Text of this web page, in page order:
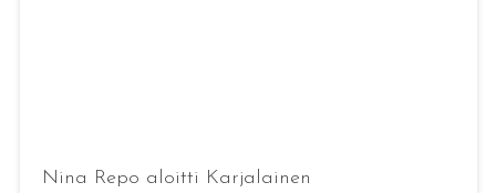
Nina Repo aloitti Karjalainen